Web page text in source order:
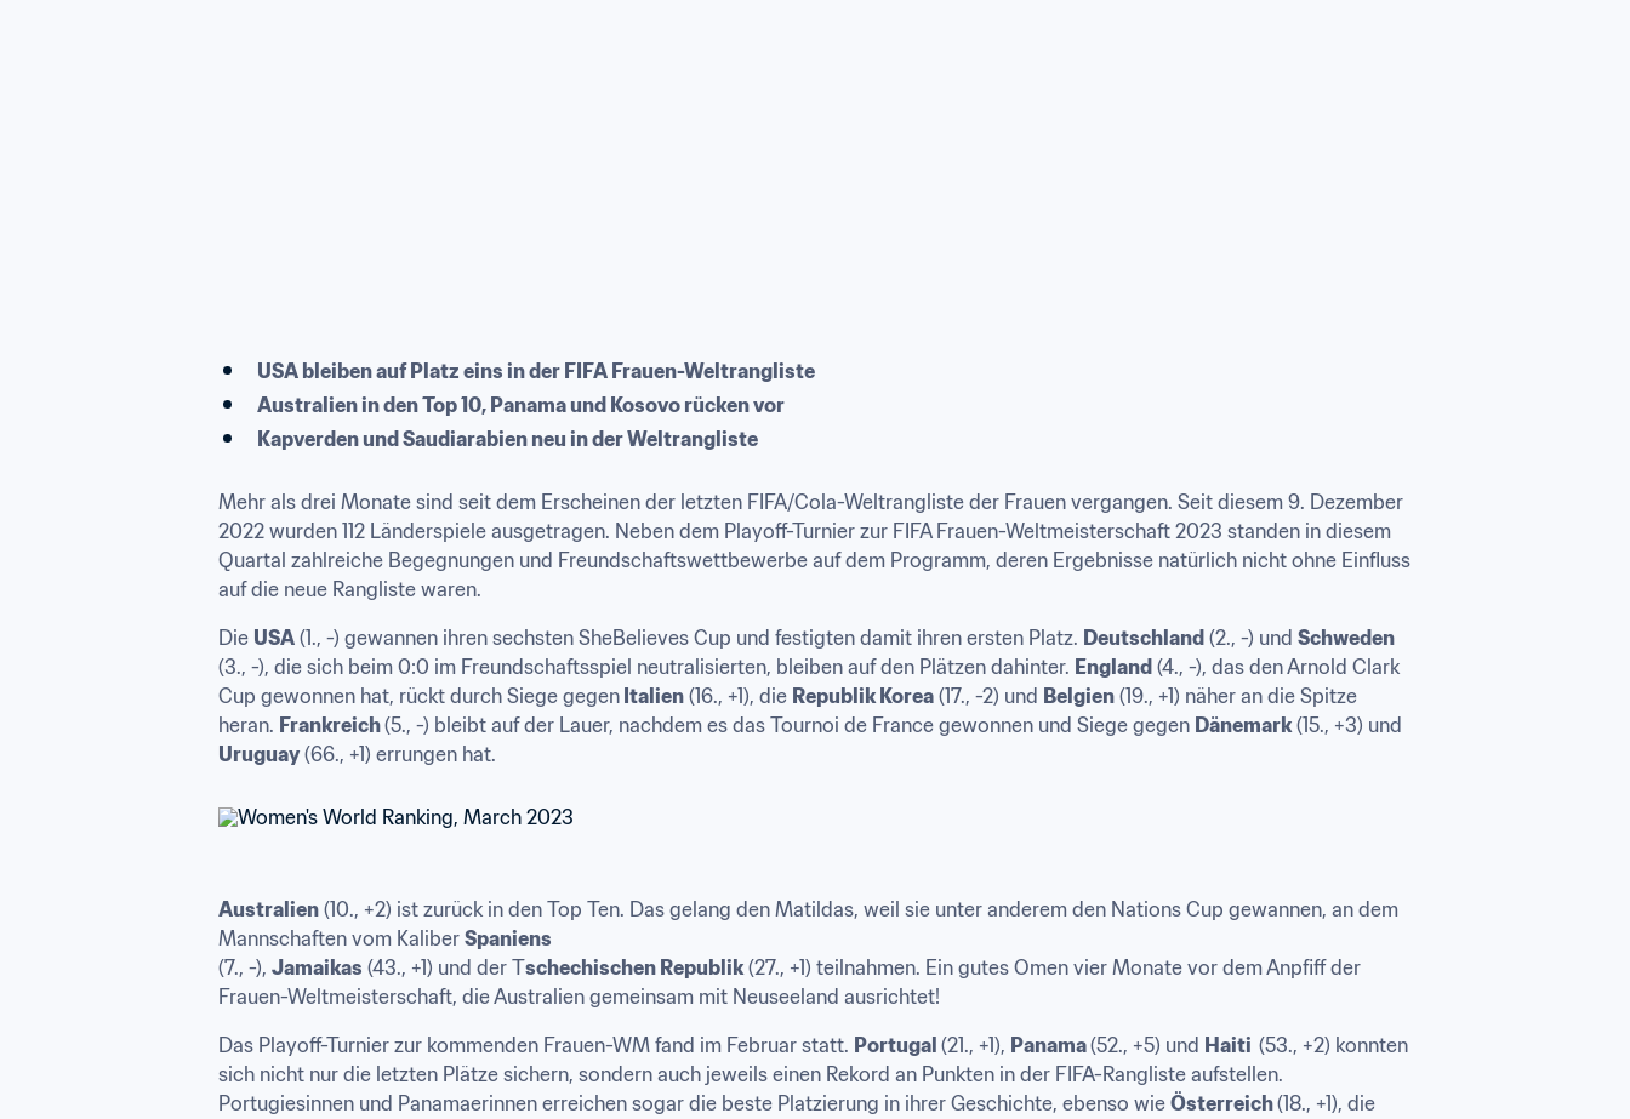
USA bleiben auf Platz eins in der FIFA Frauen-Weltrangliste
Australien in den Top 10, Panama und Kosovo rücken vor
Kapverden und Saudiarabien neu in der Weltrangliste
Mehr als drei Monate sind seit dem Erscheinen der letzten FIFA/Cola-Weltrangliste der Frauen vergangen. Seit diesem 9. Dezember
2022 wurden 112 Länderspiele ausgetragen. Neben dem Playoff-Turnier zur FIFA Frauen-Weltmeisterschaft 2023 standen in diesem
Quartal zahlreiche Begegnungen und Freundschaftswettbewerbe auf dem Programm, deren Ergebnisse natürlich nicht ohne Einfluss
auf die neue Rangliste waren.
Die USA (1., -) gewannen ihren sechsten SheBelieves Cup und festigten damit ihren ersten Platz. Deutschland (2., -) und
(3., -), die sich beim 0:0 im Freundschaftsspiel neutralisierten, bleiben auf den Plätzen dahinter. England (4., -), das den Arnold Clark
Cup gewonnen hat, rückt durch Siege gegen Italien (16., +1), die Republik Korea (17., -2) und Belgien (19., +1) näher an die Spitze
heran. Frankreich (5., -) bleibt auf der Lauer, nachdem es das Tournoi de France gewonnen und Siege gegen Dänemark
Uruguay (66., +1) errungen hat.
Australien (10., +2) ist zurück in den Top Ten. Das gelang den Matildas, weil sie unter anderem den Nations Cup gewannen, an dem
Mannschaften vom Kaliber Spaniens
(7., -), Jamaikas (43., +1) und der Tschechischen Republik (27., +1) teilnahmen. Ein gutes Omen vier Monate vor dem Anpfiff der
Frauen-Weltmeisterschaft, die Australien gemeinsam mit Neuseeland ausrichtet!
Das Playoff-Turnier zur kommenden Frauen-WM fand im Februar statt. Portugal (21., +1), Panama (52., +5) und Haiti (53., +2) konnten
sich nicht nur die letzten Plätze sichern, sondern auch jeweils einen Rekord an Punkten in der FIFA-Rangliste aufstellen.
Portugiesinnen und Panamaerinnen erreichen sogar die beste Platzierung in ihrer Geschichte, ebenso wie Österreich